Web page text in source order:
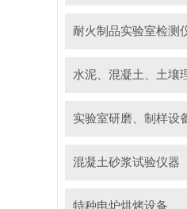
耐火制品实验室检测
实验室研磨、制样设
混凝土砂浆试验仪器
特种电炉烘烤设备